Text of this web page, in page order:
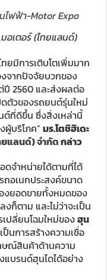
มอเตอร์ (ไทยแลนด์)
ยมีการเติบโตเพิ่มมาก
จากปัจจัยบวกของ
2560 และส่งผลต่อ
ดตัวของรถยนต์รุ่นใหม่
ต์ที่ดีขึ้น ซึ่งสิ่งเหล่านี้
ผู้บริโภค”มร.โตชิฮิเดะ
ยแลนด์) จำกัดกล่าว
ดจำหน่ายได้ตามที่ได้
อเนกประสงค์ขนาด
งยอดขายทั้งหมดของ
ก็ตาม และไม่ว่าจะเป็น
เปลี่ยนโฉมใหม่ของฮุน
ป็นการสร้างความเชื่อ
ษณ์สินค้าด้านความ
บรนด์ฮุนไดได้อย่าง